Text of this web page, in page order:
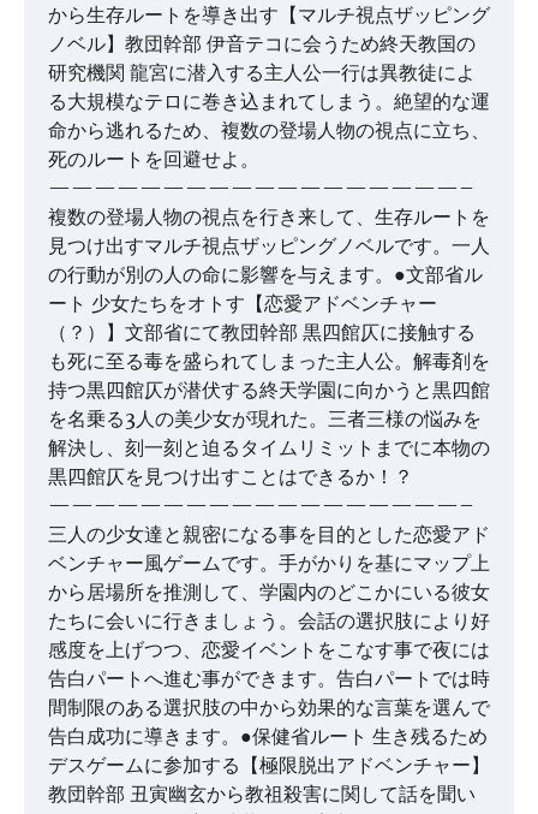
から生存ルートを導き出す【マルチ視点ザッピング
ノベル】教団幹部 伊音テコに会うため終天教国の
研究機関 龍宮に潜入する主人公一行は異教徒によ
る大規模なテロに巻き込まれてしまう。絶望的な運
命から逃れるため、複数の登場人物の視点に立ち、
死のルートを回避せよ。
——————————————————–
複数の登場人物の視点を行き来して、生存ルートを
見つけ出すマルチ視点ザッピングノベルです。一人
の行動が別の人の命に影響を与えます。●文部省ル
ート 少女たちをオトす【恋愛アドベンチャー
（？）】文部省にて教団幹部 黒四館仄に接触する
も死に至る毒を盛られてしまった主人公。解毒剤を
持つ黒四館仄が潜伏する終天学園に向かうと黒四館
を名乗る3人の美少女が現れた。三者三様の悩みを
解決し、刻一刻と迫るタイムリミットまでに本物の
黒四館仄を見つけ出すことはできるか！？
——————————————————–
三人の少女達と親密になる事を目的とした恋愛アド
ベンチャー風ゲームです。手がかりを基にマップ上
から居場所を推測して、学園内のどこかにいる彼女
たちに会いに行きましょう。会話の選択肢により好
感度を上げつつ、恋愛イベントをこなす事で夜には
告白パートへ進む事ができます。告白パートでは時
間制限のある選択肢の中から効果的な言葉を選んで
告白成功に導きます。●保健省ルート 生き残るため
デスゲームに参加する【極限脱出アドベンチャー】
教団幹部 丑寅幽玄から教祖殺害に関して話を聞い